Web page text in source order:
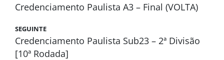
Credenciamento Paulista A3 – Final (VOLTA)
SEGUINTE
Credenciamento Paulista Sub23 – 2ª Divisão
[10ª Rodada]